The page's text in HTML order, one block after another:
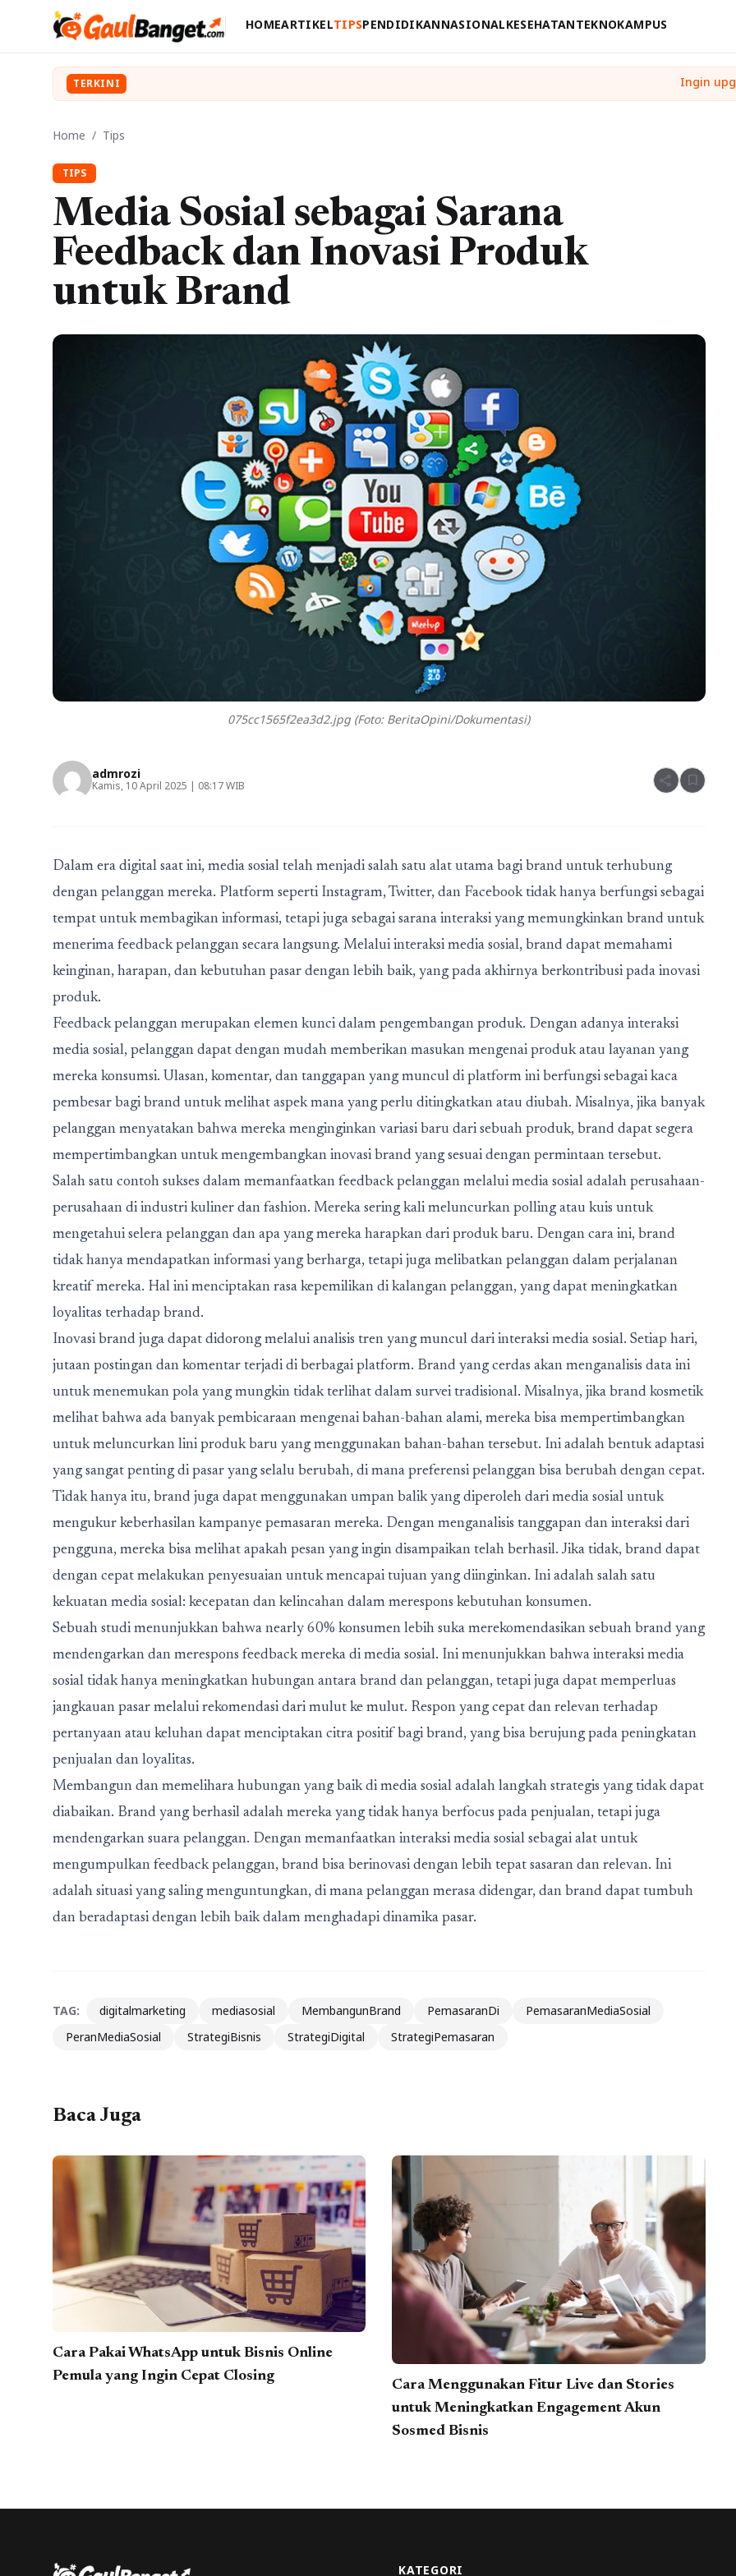
HOMEARTIKELTIPSPENDIDIKANNASIONALKESEHATANTEKNOKAMPUS
TERKINI
Home / Tips
TIPS
Media Sosial sebagai Sarana
Feedback dan Inovasi Produk
untuk Brand
075cc1565f2ea3d2.jpg (Foto: BeritaOpini/Dokumentasi)
admrozi
Kamis, 10 April 2025 | 08:17 WIB share bookmark
Dalam era digital saat ini, media sosial telah menjadi salah satu alat utama bagi brand untuk terhubung
dengan pelanggan mereka. Platform seperti Instagram, Twitter, dan Facebook tidak hanya berfungsi sebagai
tempat untuk membagikan informasi, tetapi juga sebagai sarana interaksi yang memungkinkan brand untuk
menerima feedback pelanggan secara langsung. Melalui interaksi media sosial, brand dapat memahami
keinginan, harapan, dan kebutuhan pasar dengan lebih baik, yang pada akhirnya berkontribusi pada inovasi
produk.
Feedback pelanggan merupakan elemen kunci dalam pengembangan produk. Dengan adanya interaksi
media sosial, pelanggan dapat dengan mudah memberikan masukan mengenai produk atau layanan yang
mereka konsumsi. Ulasan, komentar, dan tanggapan yang muncul di platform ini berfungsi sebagai kaca
pembesar bagi brand untuk melihat aspek mana yang perlu ditingkatkan atau diubah. Misalnya, jika banyak
pelanggan menyatakan bahwa mereka menginginkan variasi baru dari sebuah produk, brand dapat segera
mempertimbangkan untuk mengembangkan inovasi brand yang sesuai dengan permintaan tersebut.
Salah satu contoh sukses dalam memanfaatkan feedback pelanggan melalui media sosial adalah perusahaan-
perusahaan di industri kuliner dan fashion. Mereka sering kali meluncurkan polling atau kuis untuk
mengetahui selera pelanggan dan apa yang mereka harapkan dari produk baru. Dengan cara ini, brand
tidak hanya mendapatkan informasi yang berharga, tetapi juga melibatkan pelanggan dalam perjalanan
kreatif mereka. Hal ini menciptakan rasa kepemilikan di kalangan pelanggan, yang dapat meningkatkan
loyalitas terhadap brand.
Inovasi brand juga dapat didorong melalui analisis tren yang muncul dari interaksi media sosial. Setiap hari,
jutaan postingan dan komentar terjadi di berbagai platform. Brand yang cerdas akan menganalisis data ini
untuk menemukan pola yang mungkin tidak terlihat dalam survei tradisional. Misalnya, jika brand kosmetik
melihat bahwa ada banyak pembicaraan mengenai bahan-bahan alami, mereka bisa mempertimbangkan
untuk meluncurkan lini produk baru yang menggunakan bahan-bahan tersebut. Ini adalah bentuk adaptasi
yang sangat penting di pasar yang selalu berubah, di mana preferensi pelanggan bisa berubah dengan cepat.
Tidak hanya itu, brand juga dapat menggunakan umpan balik yang diperoleh dari media sosial untuk
mengukur keberhasilan kampanye pemasaran mereka. Dengan menganalisis tanggapan dan interaksi dari
pengguna, mereka bisa melihat apakah pesan yang ingin disampaikan telah berhasil. Jika tidak, brand dapat
dengan cepat melakukan penyesuaian untuk mencapai tujuan yang diinginkan. Ini adalah salah satu
kekuatan media sosial: kecepatan dan kelincahan dalam merespons kebutuhan konsumen.
Sebuah studi menunjukkan bahwa nearly 60% konsumen lebih suka merekomendasikan sebuah brand yang
mendengarkan dan merespons feedback mereka di media sosial. Ini menunjukkan bahwa interaksi media
sosial tidak hanya meningkatkan hubungan antara brand dan pelanggan, tetapi juga dapat memperluas
jangkauan pasar melalui rekomendasi dari mulut ke mulut. Respon yang cepat dan relevan terhadap
pertanyaan atau keluhan dapat menciptakan citra positif bagi brand, yang bisa berujung pada peningkatan
penjualan dan loyalitas.
Membangun dan memelihara hubungan yang baik di media sosial adalah langkah strategis yang tidak dapat
diabaikan. Brand yang berhasil adalah mereka yang tidak hanya berfocus pada penjualan, tetapi juga
mendengarkan suara pelanggan. Dengan memanfaatkan interaksi media sosial sebagai alat untuk
mengumpulkan feedback pelanggan, brand bisa berinovasi dengan lebih tepat sasaran dan relevan. Ini
adalah situasi yang saling menguntungkan, di mana pelanggan merasa didengar, dan brand dapat tumbuh
dan beradaptasi dengan lebih baik dalam menghadapi dinamika pasar.
TAG: digitalmarketing mediasosial MembangunBrand PemasaranDi
PemasaranMediaSosial
PeranMediaSosial
StrategiBisnis StrategiDigital StrategiPemasaran
Baca Juga
Cara Pakai WhatsApp untuk Bisnis Online
Pemula yang Ingin Cepat Closing
Cara Menggunakan Fitur Live dan Stories
untuk Meningkatkan Engagement Akun
Sosmed Bisnis
KATEGORI